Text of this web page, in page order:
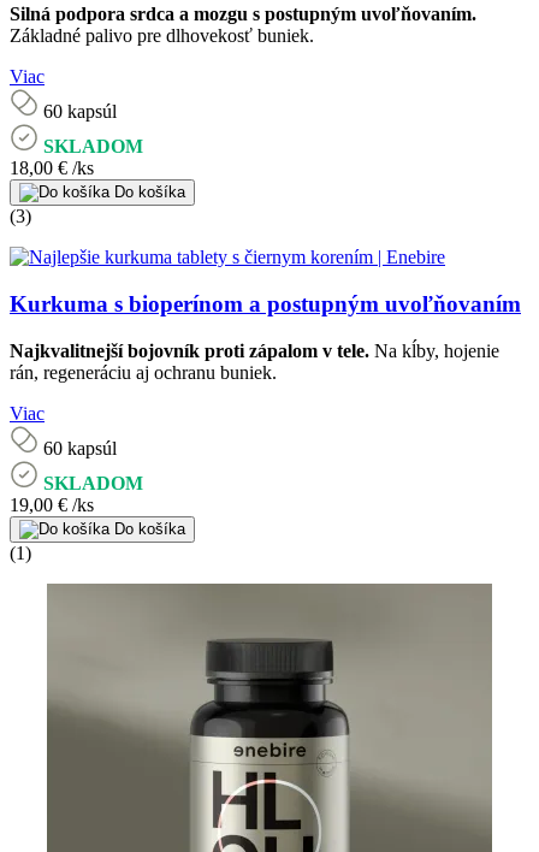
Silná podpora srdca a mozgu s postupným uvoľňovaním.
Základné palivo pre dlhovekosť buniek.
Viac
60 kapsúl
SKLADOM
18,00 € /ks
Do košíka
(3)
Kurkuma s bioperínom a postupným uvoľňovaním
Najkvalitnejší bojovník proti zápalom v tele. Na kĺby, hojenie
rán, regeneráciu aj ochranu buniek.
Viac
60 kapsúl
SKLADOM
19,00 € /ks
Do košíka
(1)